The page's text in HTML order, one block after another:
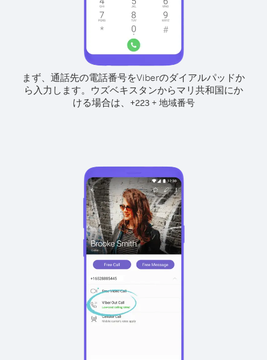
まず、通話先の電話番号をViberのダイアルパッドか
ら入力します。 ウズベキスタンからマリ共和国にか
ける場合は、
+223+ 地域番号